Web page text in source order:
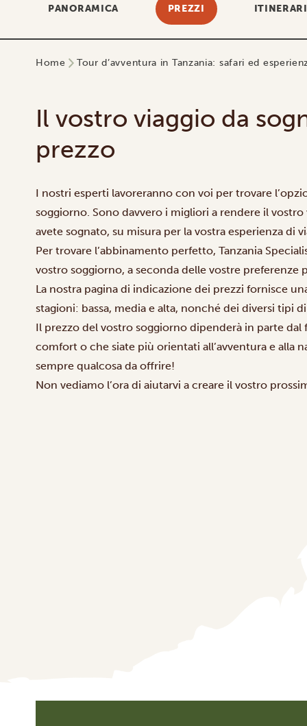
PANORAMICA PREZZI
Home Tour d’avventura in Tanzania: safari ed
Il vostro viaggio da
prezzo
I nostri esperti lavoreranno con voi per trovare
soggiorno. Sono davvero i migliori a rendere il
avete sognato, su misura per la vostra esperienza di
Per trovare l’abbinamento perfetto, Tanzania
vostro soggiorno, a seconda delle vostre preferenze
La nostra pagina di indicazione dei prezzi fornisce
stagioni: bassa, media e alta, nonché dei diversi tipi
Il prezzo del vostro soggiorno dipenderà in parte dal
comfort o che siate più orientati all’avventura e alla
sempre qualcosa da offrire!
Non vediamo l’ora di aiutarvi a creare il vostro